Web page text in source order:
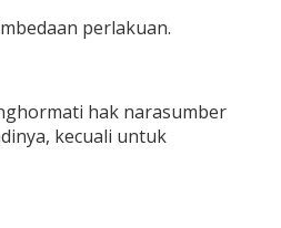
perlakuan.
hak narasumber
kecuali untuk